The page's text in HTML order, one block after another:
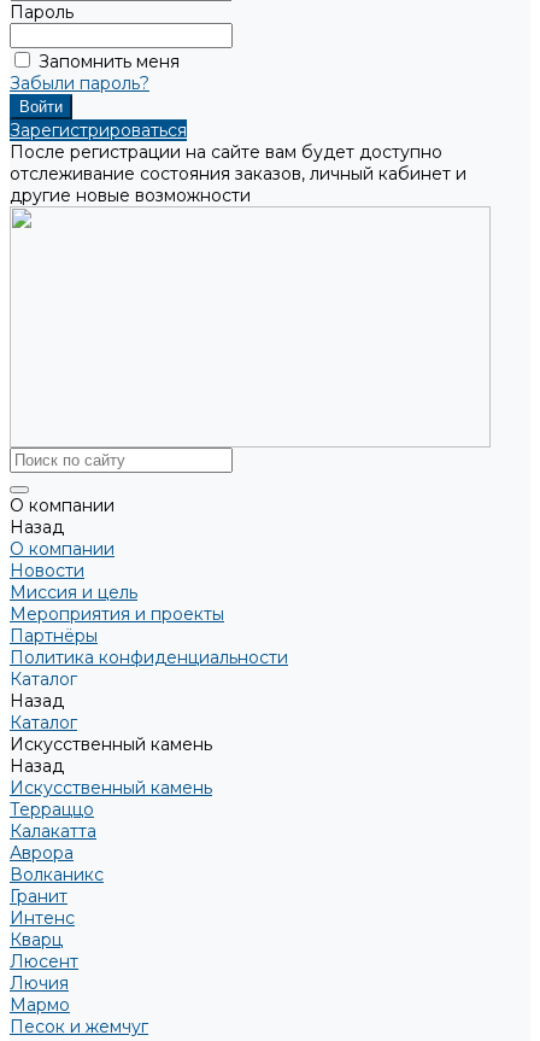
Пароль
Запомнить меня
Забыли пароль?
Зарегистрироваться
После регистрации на сайте вам будет доступно
отслеживание состояния заказов, личный кабинет и
другие новые возможности
О компании
Назад
О компании
Новости
Миссия и цель
Мероприятия и проекты
Партнёры
Политика конфиденциальности
Каталог
Назад
Каталог
Искусственный камень
Назад
Искусственный камень
Терраццо
Калакатта
Аврора
Волканикс
Гранит
Интенс
Кварц
Люсент
Лючия
Мармо
Песок и жемчуг